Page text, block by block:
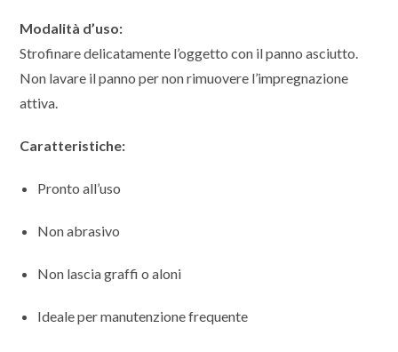
Modalità d’uso:
Strofinare delicatamente l’oggetto con il panno asciutto.
Non lavare il panno per non rimuovere l’impregnazione
attiva.
Caratteristiche:
Pronto all’uso
Non abrasivo
Non lascia graffi o aloni
Ideale per manutenzione frequente